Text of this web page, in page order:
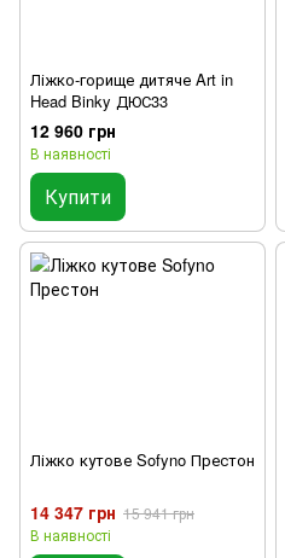
Ліжко-горище дитяче Art in
Head Binky ДЮС33
12 960 грн
В наявності
Купити
Ліжко кутове Sofyno Престон
14 347 грн 15 941 грн
В наявності